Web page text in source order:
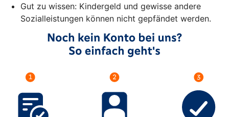
Gut zu wissen: Kindergeld und gewisse andere
Sozialleistungen können nicht gepfändet werden.